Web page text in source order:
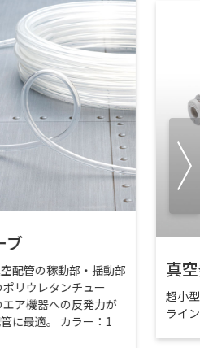
ブ
配管の稼動部・揺動部
リウレタンチュー
ア機器への反発力が
に最適。 カラー：1
真
超小
ライ